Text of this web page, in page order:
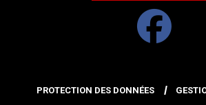
PROTECTION DES DONNÉES